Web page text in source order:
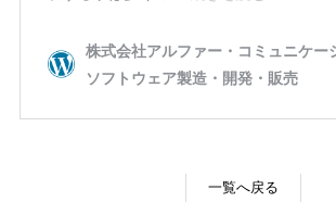
一覧へ戻る